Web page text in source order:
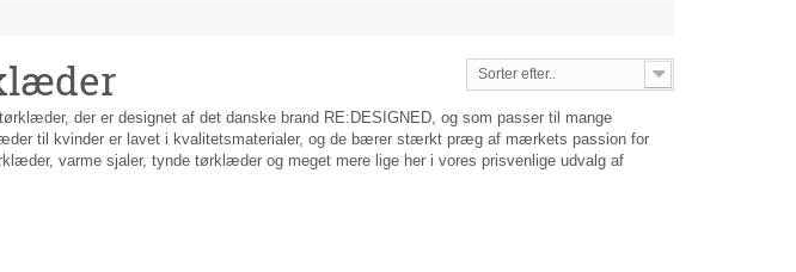
Sorter efter..
der er designet af det danske brand RE:DESIGNED, og som passer til mange
til kvinder er lavet i kvalitetsmaterialer, og de bærer stærkt præg af mærkets passion for
varme sjaler, tynde tørklæder og meget mere lige her i vores prisvenlige udvalg af